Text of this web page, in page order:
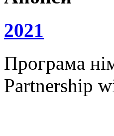
2021
Програма
Partnership